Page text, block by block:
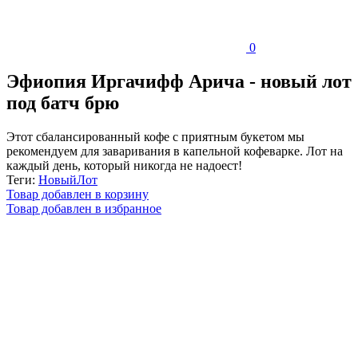
0
Эфиопия Иргачифф Арича - новый лот
под батч брю
Этот сбалансированный кофе с приятным букетом мы
рекомендуем для заваривания в капельной кофеварке. Лот на
каждый день, который никогда не надоест!
Теги: НовыйЛот
Товар добавлен в корзину
Товар добавлен в избранное